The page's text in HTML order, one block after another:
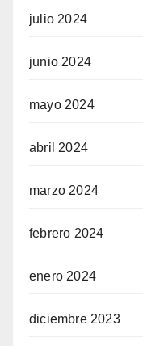
julio 2024
junio 2024
mayo 2024
abril 2024
marzo 2024
febrero 2024
enero 2024
diciembre 2023